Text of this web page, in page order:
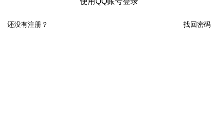
找回密码
还没有注册？